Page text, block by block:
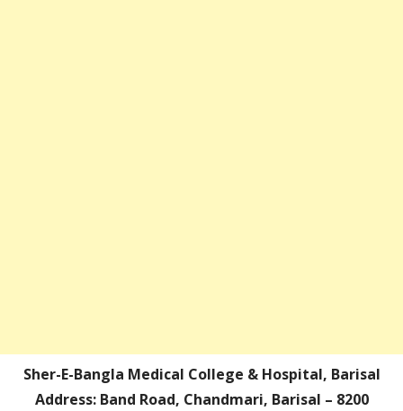
Sher-E-Bangla Medical College & Hospital, Barisal
Address: Band Road, Chandmari, Barisal – 8200